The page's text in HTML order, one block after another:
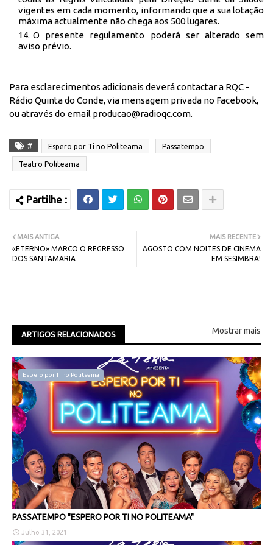
vigentes em cada momento, informando que a sua lotação
máxima actualmente não chega aos 500 lugares.
O presente regulamento poderá ser alterado sem
aviso prévio.
Para esclarecimentos adicionais deverá contactar a RQC -
Rádio Quinta do Conde, via mensagem privada no Facebook,
ou através do email producao@radioqc.com.
# Espero por Ti no Politeama Passatempo
Teatro Politeama
MAIS RECENTE
AGOSTO COM NOITES DE CINEMA
EM SESIMBRA!
MAIS ANTIGA
«ETERNO» MARCO O REGRESSO
DOS SANTAMARIA
ARTIGOS RELACIONADOS Mostrar mais
Espero por Ti no Politeama
PASSATEMPO "ESPERO POR TI NO POLITEAMA"
Julho 31, 2021